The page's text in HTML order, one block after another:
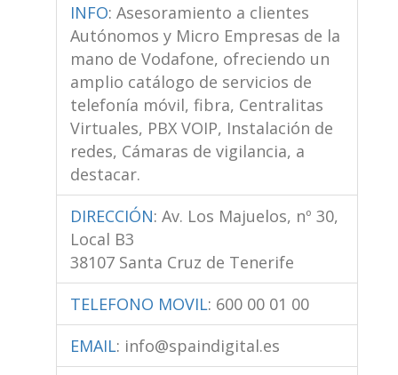
INFO: Asesoramiento a clientes
Autónomos y Micro Empresas de la
mano de Vodafone, ofreciendo un
amplio catálogo de servicios de
telefonía móvil, fibra, Centralitas
Virtuales, PBX VOIP, Instalación de
redes, Cámaras de vigilancia, a
destacar.
DIRECCIÓN: Av. Los Majuelos, nº 30,
Local B3
38107 Santa Cruz de Tenerife
TELEFONO MOVIL: 600 00 01 00
EMAIL: info@spaindigital.es